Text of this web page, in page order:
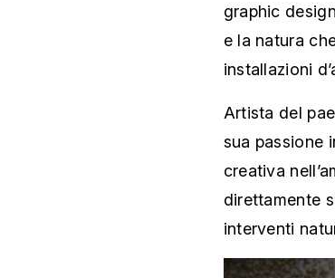
graphic
e la natura
installazioni
Artista del
sua passione
creativa
direttamente
interventi